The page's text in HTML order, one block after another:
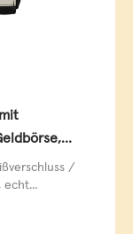
/
echt...